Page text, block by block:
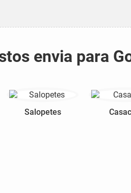
envia para
Salopetes